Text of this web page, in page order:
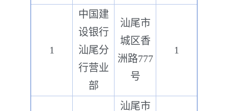
1
中国建
设银行
汕尾分
行营业
部
汕尾市
城区香
洲路777
号
1
汕尾市